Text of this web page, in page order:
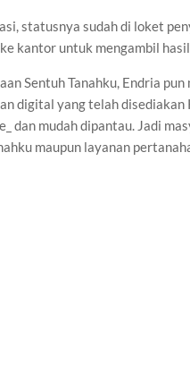
statusnya sudah di loket
kantor untuk mengambil
Sentuh Tanahku, Endria
digital yang telah disediakan
dan mudah dipantau. Jadi
maupun layanan